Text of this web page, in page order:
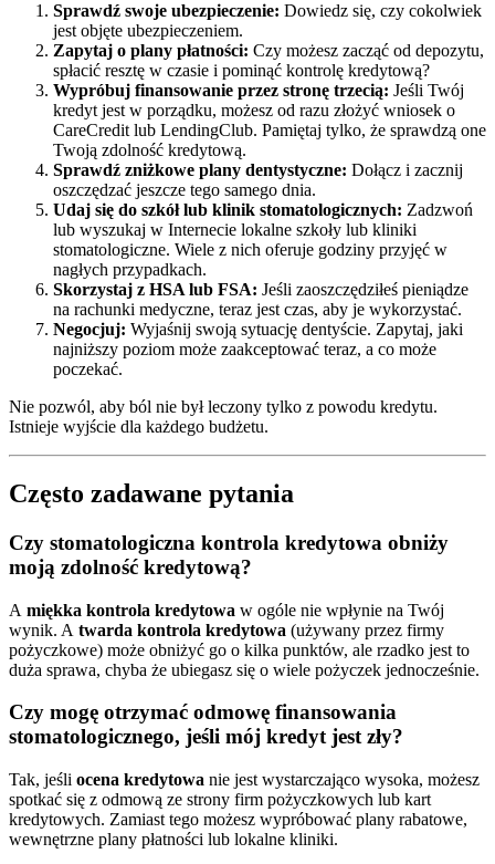
Sprawdź swoje ubezpieczenie: Dowiedz się, czy cokolwiek
jest objęte ubezpieczeniem.
Zapytaj o plany płatności: Czy możesz zacząć od depozytu,
spłacić resztę w czasie i pominąć kontrolę kredytową?
Wypróbuj finansowanie przez stronę trzecią: Jeśli Twój
kredyt jest w porządku, możesz od razu złożyć wniosek o
CareCredit lub LendingClub. Pamiętaj tylko, że sprawdzą one
Twoją zdolność kredytową.
Sprawdź zniżkowe plany dentystyczne: Dołącz i zacznij
oszczędzać jeszcze tego samego dnia.
Udaj się do szkół lub klinik stomatologicznych: Zadzwoń
lub wyszukaj w Internecie lokalne szkoły lub kliniki
stomatologiczne. Wiele z nich oferuje godziny przyjęć w
nagłych przypadkach.
Skorzystaj z HSA lub FSA: Jeśli zaoszczędziłeś pieniądze
na rachunki medyczne, teraz jest czas, aby je wykorzystać.
Negocjuj: Wyjaśnij swoją sytuację dentyście. Zapytaj, jaki
najniższy poziom może zaakceptować teraz, a co może
poczekać.
Nie pozwól, aby ból nie był leczony tylko z powodu kredytu.
Istnieje wyjście dla każdego budżetu.
Często zadawane pytania
Czy stomatologiczna kontrola kredytowa obniży
moją zdolność kredytową?
A miękka kontrola kredytowa w ogóle nie wpłynie na Twój
wynik. A twarda kontrola kredytowa (używany przez firmy
pożyczkowe) może obniżyć go o kilka punktów, ale rzadko jest to
duża sprawa, chyba że ubiegasz się o wiele pożyczek jednocześnie.
Czy mogę otrzymać odmowę finansowania
stomatologicznego, jeśli mój kredyt jest zły?
Tak, jeśli ocena kredytowa nie jest wystarczająco wysoka, możesz
spotkać się z odmową ze strony firm pożyczkowych lub kart
kredytowych. Zamiast tego możesz wypróbować plany rabatowe,
wewnętrzne plany płatności lub lokalne kliniki.